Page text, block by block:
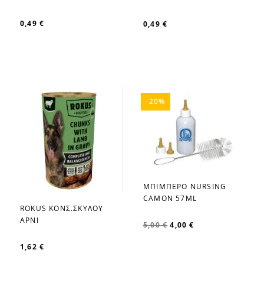
0,49 € 0,49 €
favorite_border
ROKUS ΚΟΝΣ.ΣΚΥΛΟΥ
ΑΡΝΙ
1,62 €
favorite_border
ΜΠΙΜΠΕΡΟ NURSING
CAMON 57ML
5,00 € 4,00 €
-20%